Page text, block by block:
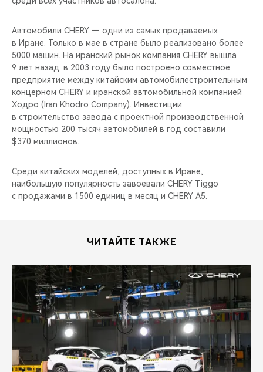
CHERY REMOTE
CHERY И СПОРТ
НАШИ МЕРОПРИЯТИЯ
ВИДЕООБЗОРЫ
CHERY ДЛЯ ДЕТЕЙ
Автомобили CHERY — одни из самых продаваемых
в Иране. Только в мае в стране было реализовано более
5000 машин. На иранский рынок компания CHERY вышла
9 лет назад: в 2003 году было построено совместное
предприятие между китайским автомобилестроительным
концерном CHERY и иранской автомобильной компанией
Ходро (Iran Khodro Company). Инвестиции
в строительство завода с проектной производственной
мощностью 200 тысяч автомобилей в год составили
$370 миллионов.
Среди китайских моделей, доступных в Иране,
наибольшую популярность завоевали CHERY Tiggo
с продажами в 1500 единиц в месяц и CHERY A5.
ЧИТАЙТЕ ТАКЖЕ